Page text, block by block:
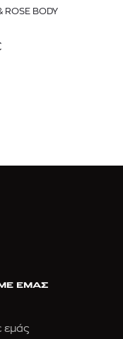
ROSE BODY
ΕΜΑΣ
εμάς